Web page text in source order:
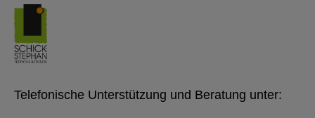
Telefonische Unterstützung und Beratung unter: